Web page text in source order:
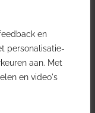
en
personalisatie-
aan. Met
en video's
in uw inbox.